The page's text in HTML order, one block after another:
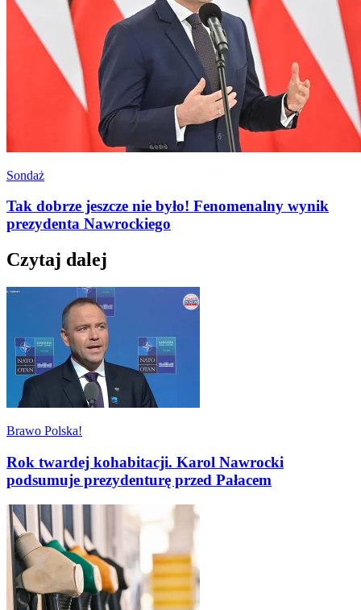
Sondaż
Tak dobrze jeszcze nie było! Fenomenalny wynik
prezydenta Nawrockiego
Czytaj dalej
Brawo Polska!
Rok twardej kohabitacji. Karol Nawrocki
podsumuje prezydenturę przed Pałacem